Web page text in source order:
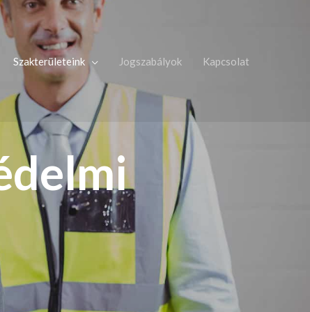
Szakterületeink Jogszabályok Kapcsolat